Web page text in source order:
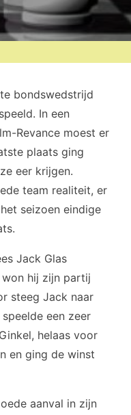
bondswedstrijd
In een
Revance moest er
plaats ging
eer krijgen.
team realiteit, er
seizoen eindige
Jack Glas
hij zijn partij
steeg Jack naar
een zeer
helaas voor
en ging de winst
aanval in zijn